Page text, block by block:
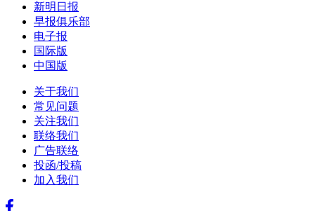
新明日报
早报俱乐部
电子报
国际版
中国版
关于我们
常见问题
关注我们
联络我们
广告联络
投函/投稿
加入我们